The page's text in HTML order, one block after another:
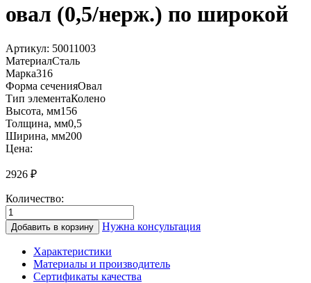
овал (0,5/нерж.) по широкой
Артикул: 50011003
МатериалСталь
Марка316
Форма сеченияОвал
Тип элементаКолено
Высота, мм156
Толщина, мм0,5
Ширина, мм200
Цена:
2926 ₽
Количество:
Количество
товара
ОК87Ш
100х200
Колено
Добавить в корзину Нужна консультация
Характеристики
Материалы и производитель
Сертификаты качества